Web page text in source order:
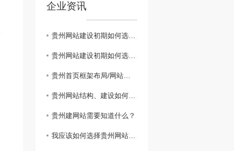
企业资讯
贵州网站建设初期如何选择域名
贵州网站建设初期如何选择域名
贵州首页框架布局/网站建设思路
贵州网站结构、建设如何实现网站设计
贵州建网站需要知道什么？
我应该如何选择贵州网站虚拟主机？